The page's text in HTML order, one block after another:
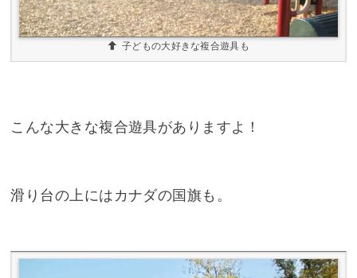
子どもの大好きな複合遊具も
こんな大きな複合遊具がありますよ！
滑り台の上にはカナダの国旗も。